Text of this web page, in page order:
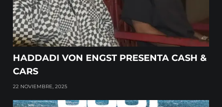
HADDADI VON ENGST PRESENTA CASH &
CARS
22 NOVIEMBRE, 2025